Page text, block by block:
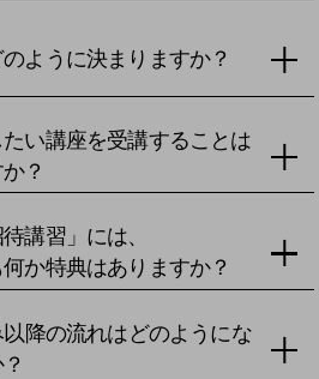
ように決まりますか？
い講座を受講することは
？
講習」には、
か特典はありますか？
降の流れはどのようにな